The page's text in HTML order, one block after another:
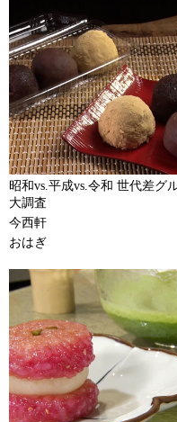
昭和vs.平成vs.令和 世代差グ
大調査
今西軒
おはぎ